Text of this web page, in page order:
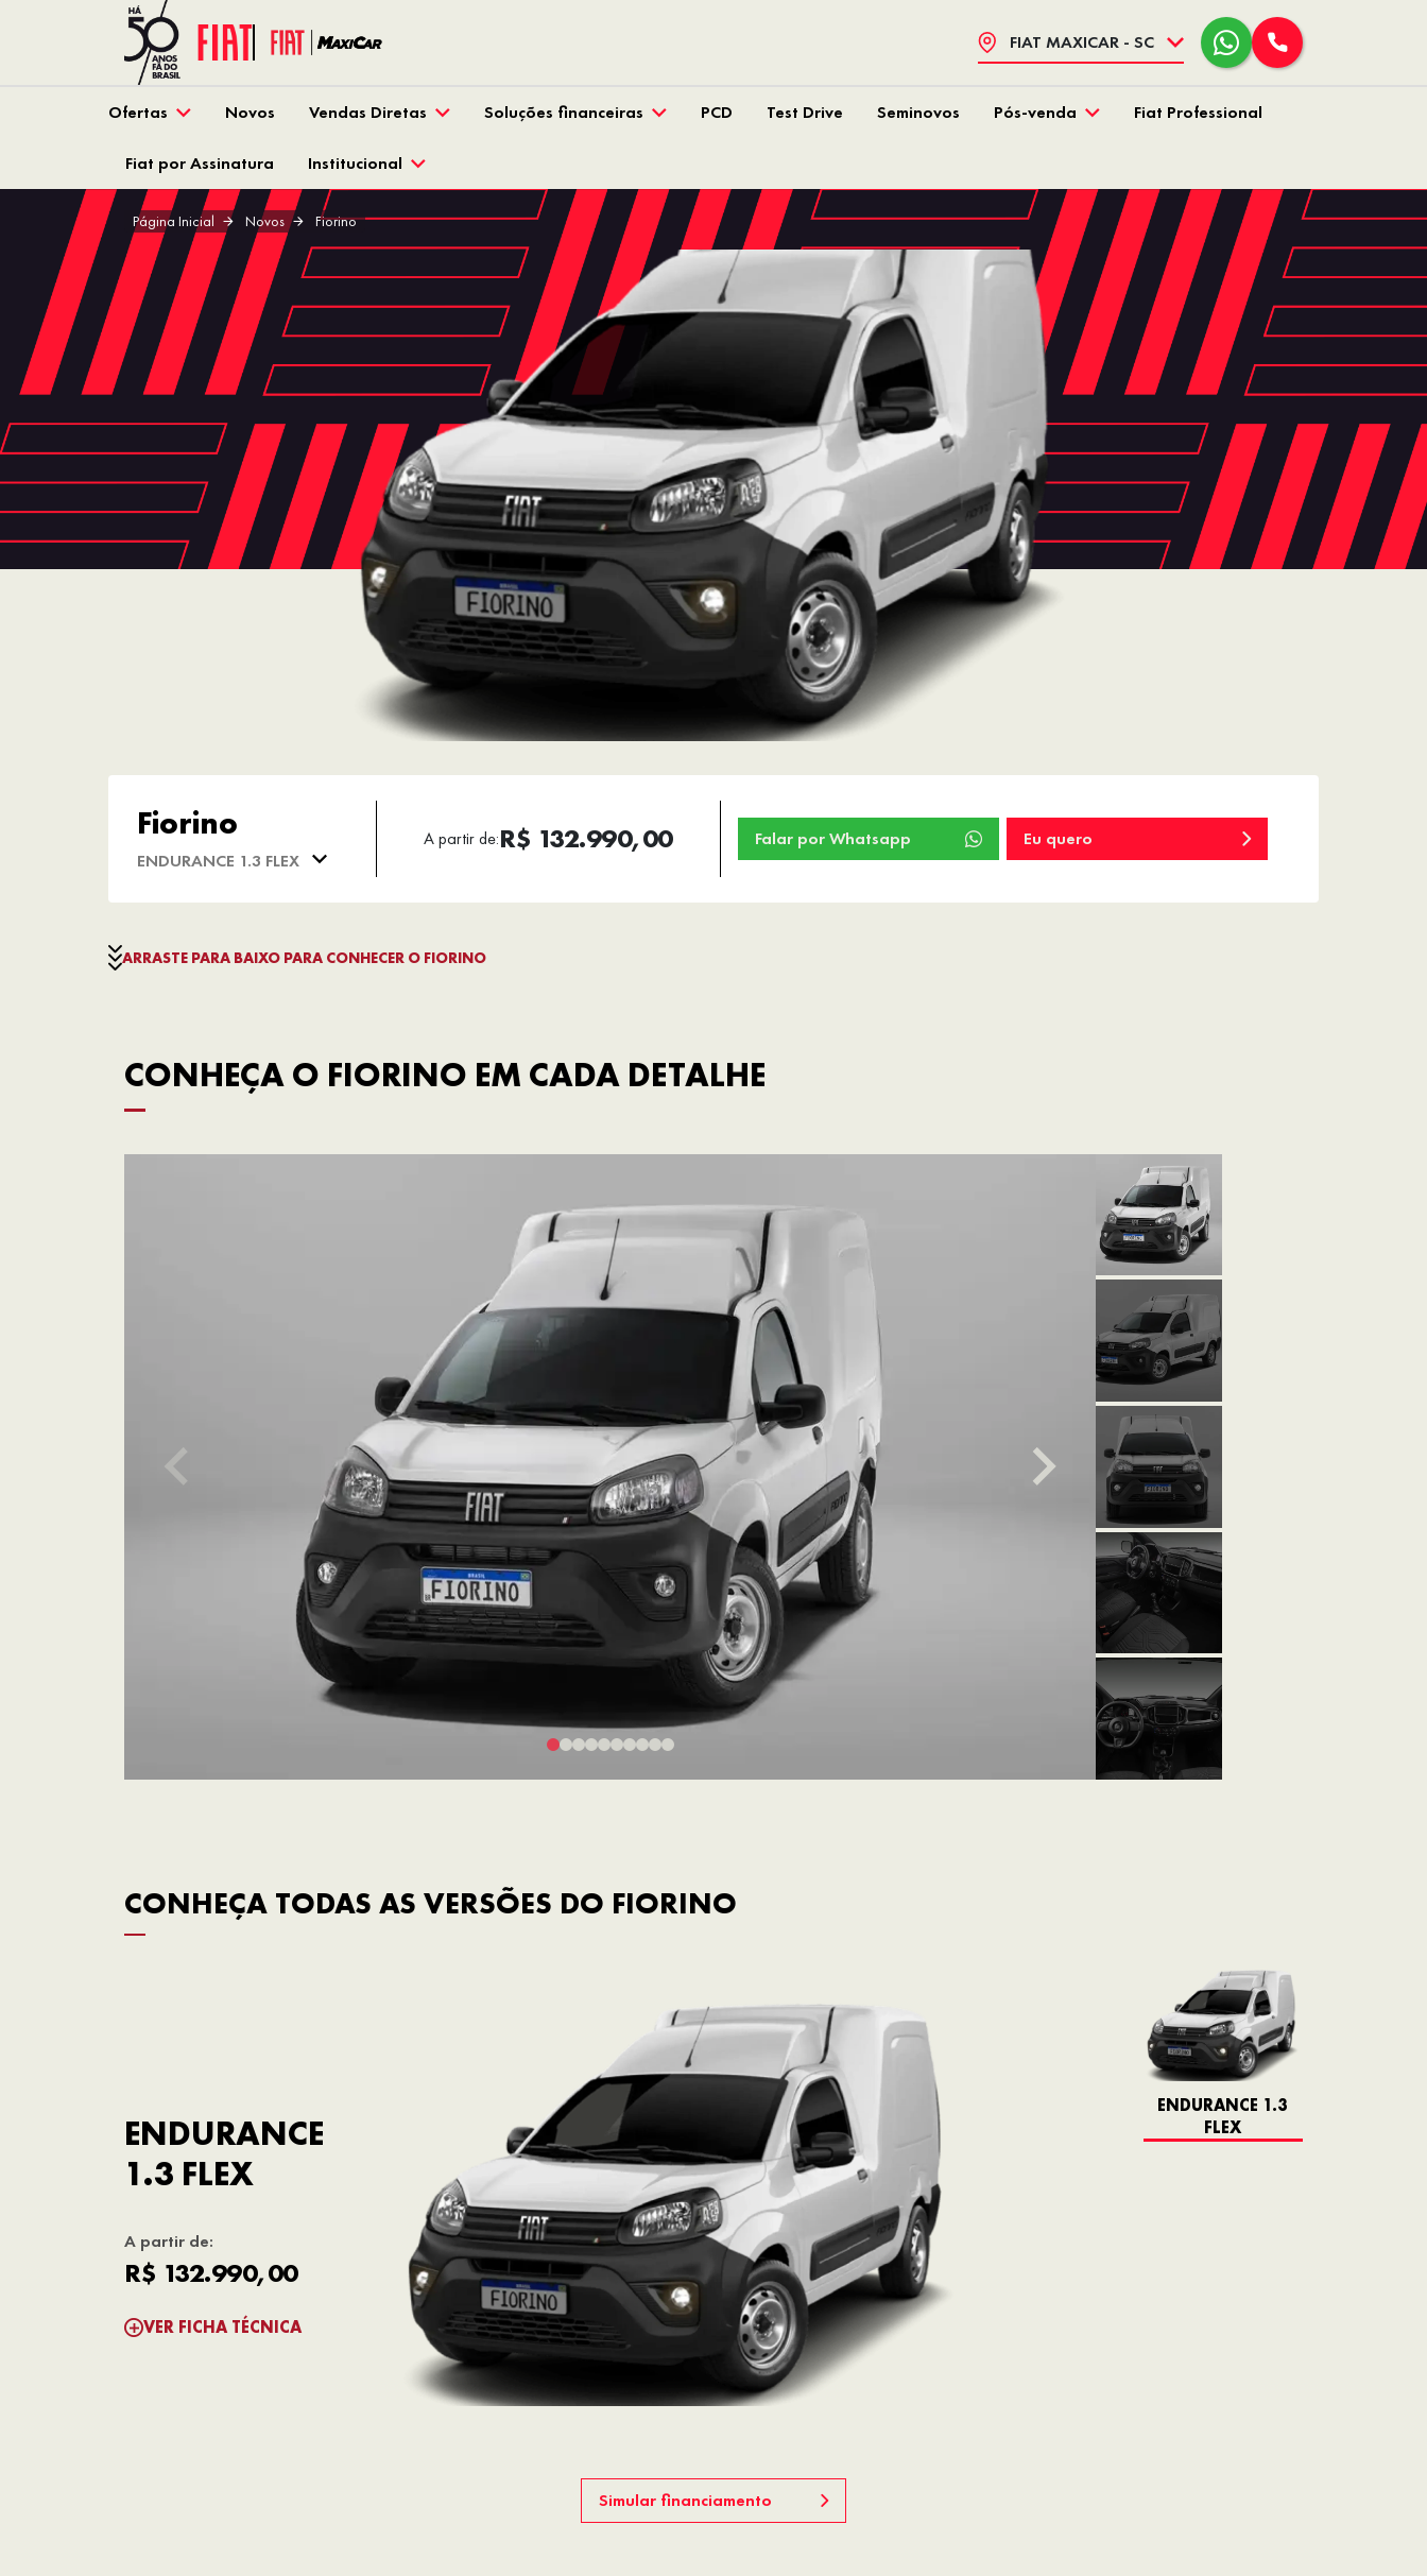
FIAT MAXICAR - SC
Ofertas Novos Vendas Diretas Soluções financeiras PCD Test Drive Seminovos Pós-venda Fiat Professional
Fiat por Assinatura Institucional
Página Inicial Novos Fiorino
Fiorino
ENDURANCE 1.3 FLEX
A partir de:R$ 132.990,00 Falar por Whatsapp Eu quero
ARRASTE PARA BAIXO PARA CONHECER O FIORINO
CONHEÇA O FIORINO EM CADA DETALHE
CONHEÇA TODAS AS VERSÕES DO FIORINO
ENDURANCE
1.3 FLEX
A partir de:
R$ 132.990,00
VER FICHA TÉCNICA
ENDURANCE 1.3
FLEX
Simular financiamento